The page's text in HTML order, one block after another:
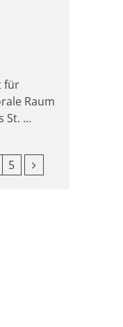
für
Raum
St. ...
5 Nächste Seite